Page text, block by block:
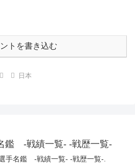
トを書き込む
日本
鑑 -戦績一覧- -戦歴一覧-
手名鑑 -戦績一覧- -戦歴一覧-.